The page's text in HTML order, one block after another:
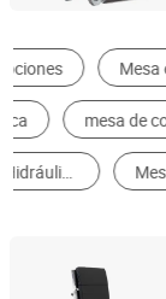
Mesa
Cama y Mesa
Zhejiang